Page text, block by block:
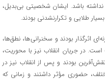
باشد. ایشان شخصیتی بی‌بدیل،
طلایی و تکرارنشدنی بودند.
اثرگذار بودند و سخنرانی‌ها، نطق‌ها،
در جریان انقلاب نیز با محوریت،
بودند و پس از انقلاب نیز در
حضوری مؤثر داشتند و زمانی که